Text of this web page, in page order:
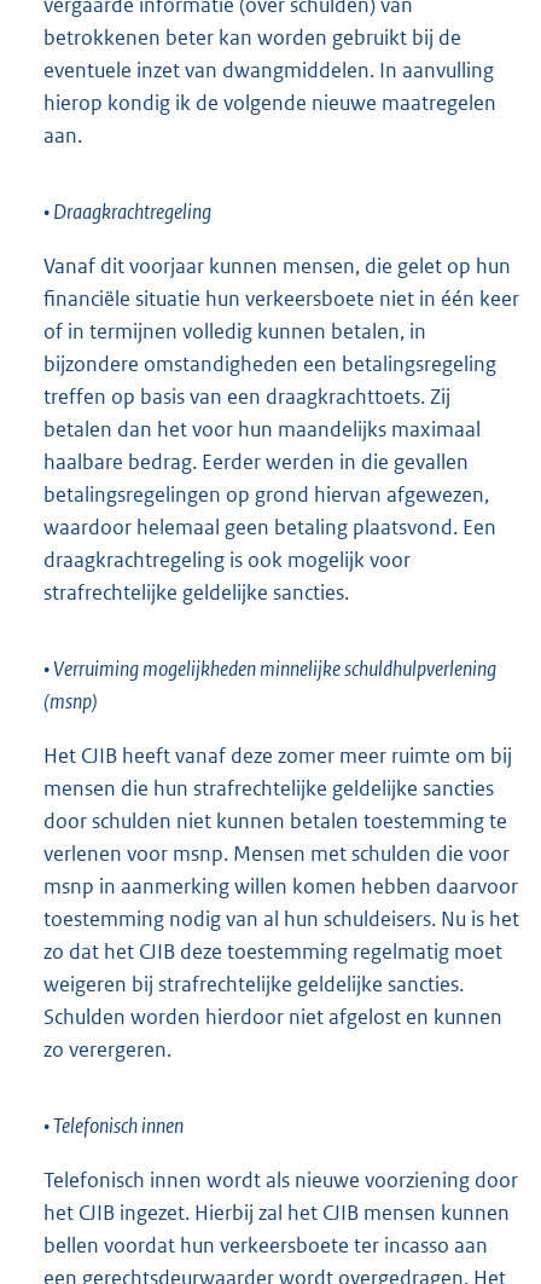
betrokkenen beter kan worden gebruikt bij de
eventuele inzet van dwangmiddelen. In aanvulling
hierop kondig ik de volgende nieuwe maatregelen
aan.
• Draagkrachtregeling
Vanaf dit voorjaar kunnen mensen, die gelet op hun
financiële situatie hun verkeersboete niet in één keer
of in termijnen volledig kunnen betalen, in
bijzondere omstandigheden een betalingsregeling
treffen op basis van een draagkrachttoets. Zij
betalen dan het voor hun maandelijks maximaal
haalbare bedrag. Eerder werden in die gevallen
betalingsregelingen op grond hiervan afgewezen,
waardoor helemaal geen betaling plaatsvond. Een
draagkrachtregeling is ook mogelijk voor
strafrechtelijke geldelijke sancties.
• Verruiming mogelijkheden minnelijke schuldhulpverlening
(msnp)
Het CJIB heeft vanaf deze zomer meer ruimte om bij
mensen die hun strafrechtelijke geldelijke sancties
door schulden niet kunnen betalen toestemming te
verlenen voor msnp. Mensen met schulden die voor
msnp in aanmerking willen komen hebben daarvoor
toestemming nodig van al hun schuldeisers. Nu is het
zo dat het CJIB deze toestemming regelmatig moet
weigeren bij strafrechtelijke geldelijke sancties.
Schulden worden hierdoor niet afgelost en kunnen
zo verergeren.
• Telefonisch innen
Telefonisch innen wordt als nieuwe voorziening door
het CJIB ingezet. Hierbij zal het CJIB mensen kunnen
bellen voordat hun verkeersboete ter incasso aan
een gerechtsdeurwaarder wordt overgedragen. Het